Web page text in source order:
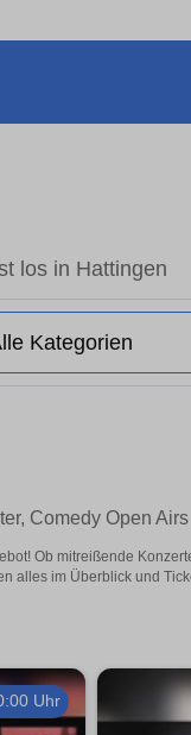
los in Hattingen
Comedy Open Airs
Ob mitreißende
alles im Überblick und
Uhr